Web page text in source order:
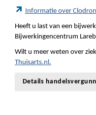
Informatie over
Heeft u last van een
Bijwerkingencentrum
Wilt u meer weten over
Thuisarts.nl.
Details